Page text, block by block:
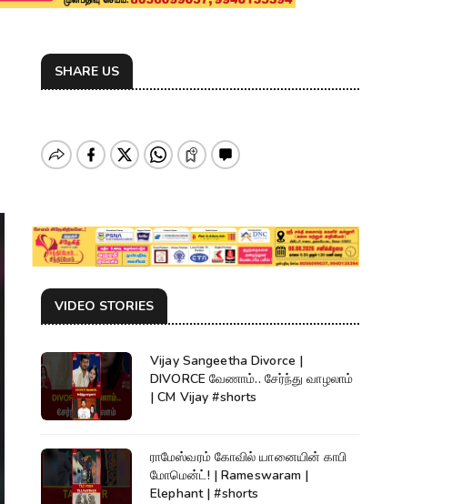
SHARE US
VIDEO STORIES
Vijay Sangeetha Divorce |
DIVORCE வேணாம்.. சேர்ந்து வாழலாம்
| CM Vijay #shorts
ராமேஸ்வரம் கோவில் யானையின் காபி
மோமென்ட்! | Rameswaram |
Elephant | #shorts